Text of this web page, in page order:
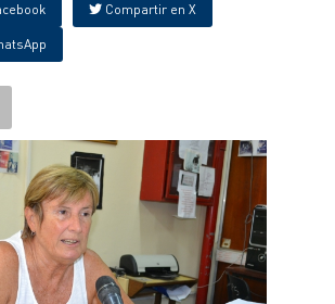
Compartir en X